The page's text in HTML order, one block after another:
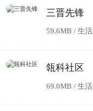
三晋先锋
59.6MB / 生
瓴科社区
69.0MB / 生